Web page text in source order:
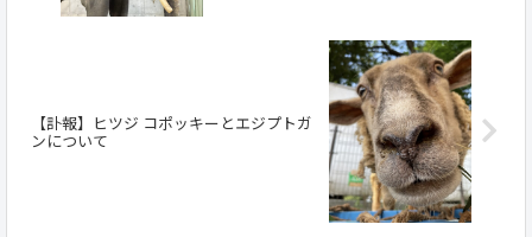
【訃報】ヒツジ コポッキーとエジプトガ
ンについて